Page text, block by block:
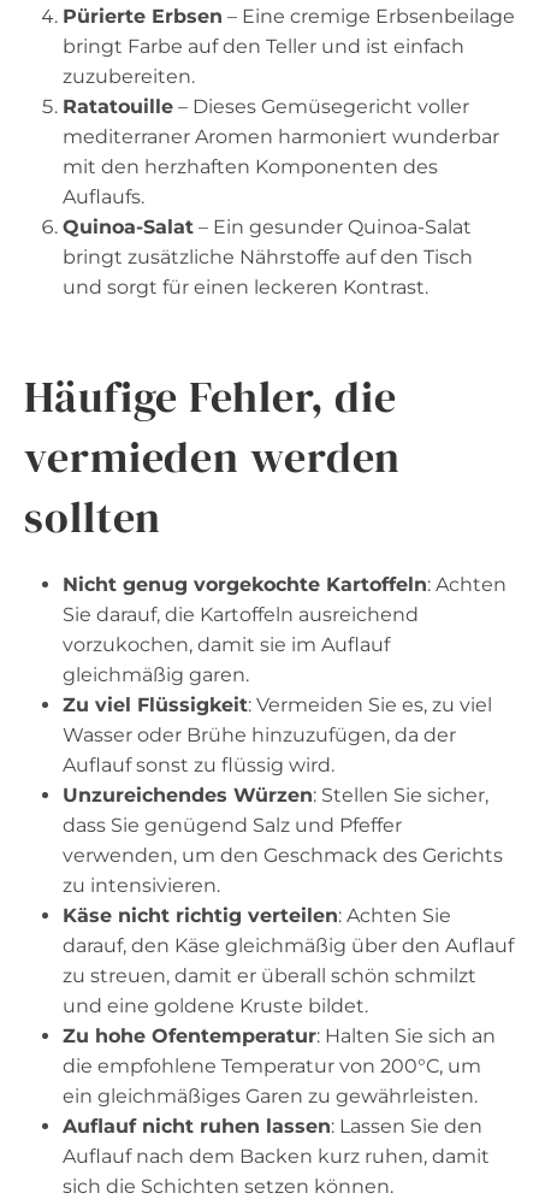
Pürierte Erbsen – Eine cremige Erbsenbeilage
bringt Farbe auf den Teller und ist einfach
zuzubereiten.
Ratatouille – Dieses Gemüsegericht voller
mediterraner Aromen harmoniert wunderbar
mit den herzhaften Komponenten des
Auflaufs.
Quinoa-Salat – Ein gesunder Quinoa-Salat
bringt zusätzliche Nährstoffe auf den Tisch
und sorgt für einen leckeren Kontrast.
Häufige Fehler, die
vermieden werden
sollten
Nicht genug vorgekochte Kartoffeln: Achten
Sie darauf, die Kartoffeln ausreichend
vorzukochen, damit sie im Auflauf
gleichmäßig garen.
Zu viel Flüssigkeit: Vermeiden Sie es, zu viel
Wasser oder Brühe hinzuzufügen, da der
Auflauf sonst zu flüssig wird.
Unzureichendes Würzen: Stellen Sie sicher,
dass Sie genügend Salz und Pfeffer
verwenden, um den Geschmack des Gerichts
zu intensivieren.
Käse nicht richtig verteilen: Achten Sie
darauf, den Käse gleichmäßig über den Auflauf
zu streuen, damit er überall schön schmilzt
und eine goldene Kruste bildet.
Zu hohe Ofentemperatur: Halten Sie sich an
die empfohlene Temperatur von 200°C, um
ein gleichmäßiges Garen zu gewährleisten.
Auflauf nicht ruhen lassen: Lassen Sie den
Auflauf nach dem Backen kurz ruhen, damit
sich die Schichten setzen können.